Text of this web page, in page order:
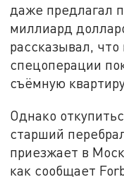
даже предлагал
миллиард
рассказывал, что
спецоперации
съёмную
Однако
старший
приезжает в
как сообщает